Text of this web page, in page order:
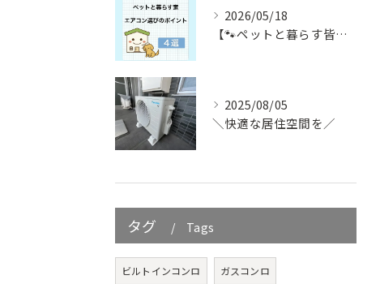
2026/05/18
【🐾ペットと暮らす皆さん必見🐾】
2025/08/05
＼快適な居住空間を／
タグ Tags
ビルトインコンロ ガスコンロ